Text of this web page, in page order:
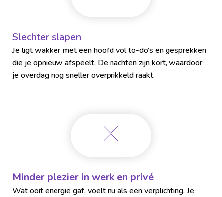
Slechter slapen
Je ligt wakker met een hoofd vol to-do’s en gesprekken
die je opnieuw afspeelt. De nachten zijn kort, waardoor
je overdag nog sneller overprikkeld raakt.
Minder plezier in werk en privé
Wat ooit energie gaf, voelt nu als een verplichting. Je